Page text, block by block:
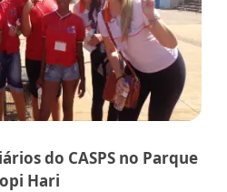
do CASPS no Parque
Hari